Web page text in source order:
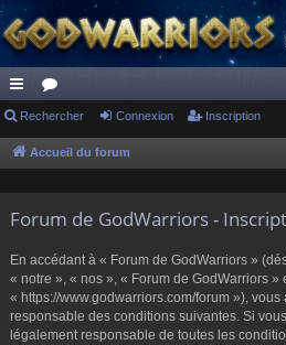
ac
co
ci
or
u
s
Rechercher Connexion Inscription
Accueil du forum
Forum de GodWarriors -
En accédant à « Forum de GodWarriors »
« notre », « nos », « Forum de GodWarriors »
« https://www.godwarriors.com/forum »), vous
responsable des conditions suivantes. Si vous
légalement responsable de toutes les